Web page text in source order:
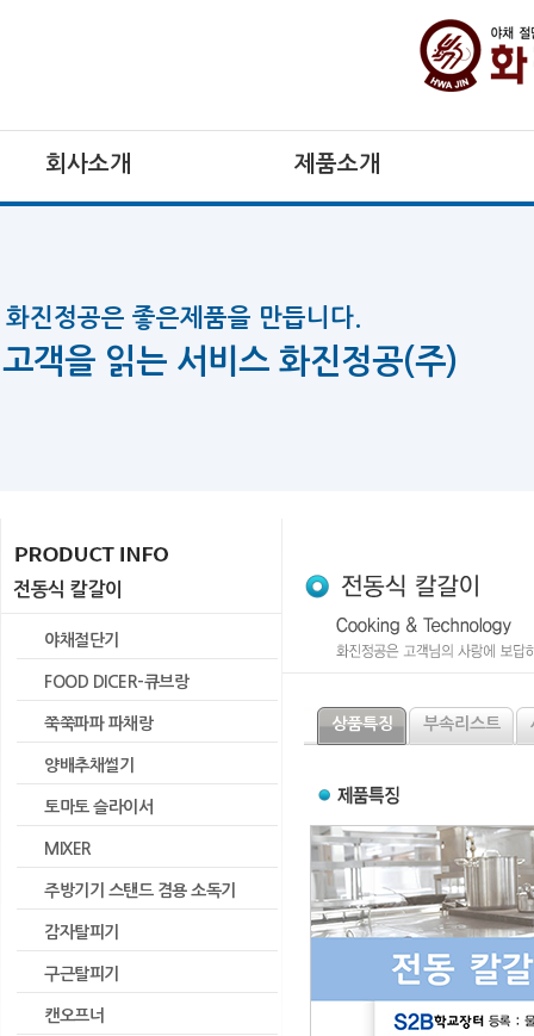
화진정공은 좋은제품을 만듭니다.
고객을 읽는 서비스 화진정공(주)
전동식 칼갈이
야채절단기
FOOD DICER-큐브랑
쭉쭉파파 파채랑
양배추채썰기
토마토 슬라이서
MIXER
주방기기 스탠드 겸용 소독기
감자탈피기
구근탈피기
캔오프너
회사소개 제품소개
상품특징 부속리스트